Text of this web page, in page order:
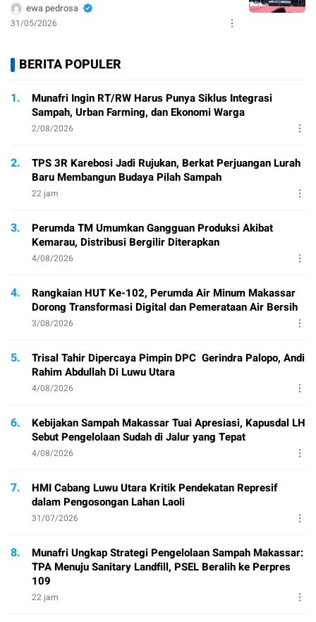
ewa pedrosa
31/05/2026
BERITA POPULER
1.
Munafri Ingin RT/RW Harus Punya Siklus Integrasi
Sampah, Urban Farming, dan Ekonomi Warga
2/08/2026
2.
TPS 3R Karebosi Jadi Rujukan, Berkat Perjuangan Lurah
Baru Membangun Budaya Pilah Sampah
22 jam
3.
Perumda TM Umumkan Gangguan Produksi Akibat
Kemarau, Distribusi Bergilir Diterapkan
4/08/2026
4.
Rangkaian HUT Ke-102, Perumda Air Minum Makassar
Dorong Transformasi Digital dan Pemerataan Air Bersih
3/08/2026
5.
Trisal Tahir Dipercaya Pimpin DPC Gerindra Palopo, Andi
Rahim Abdullah Di Luwu Utara
4/08/2026
6.
Kebijakan Sampah Makassar Tuai Apresiasi, Kapusdal LH
Sebut Pengelolaan Sudah di Jalur yang Tepat
4/08/2026
7.
HMI Cabang Luwu Utara Kritik Pendekatan Represif
dalam Pengosongan Lahan Laoli
31/07/2026
8.
Munafri Ungkap Strategi Pengelolaan Sampah Makassar:
TPA Menuju Sanitary Landfill, PSEL Beralih ke Perpres
109
22 jam